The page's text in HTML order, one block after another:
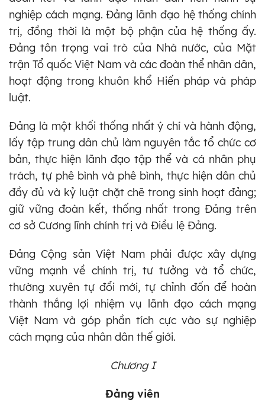
nghiệp cách mạng. Đảng lãnh đạo hệ thống chính
trị, đồng thời là một bộ phận của hệ thống ấy.
Đảng tôn trọng vai trò của Nhà nước, của Mặt
trận Tổ quốc Việt Nam và các đoàn thể nhân dân,
hoạt động trong khuôn khổ Hiến pháp và pháp
luật.
Đảng là một khối thống nhất ý chí và hành động,
lấy tập trung dân chủ làm nguyên tắc tổ chức cơ
bản, thực hiện lãnh đạo tập thể và cá nhân phụ
trách, tự phê bình và phê bình, thực hiện dân chủ
đầy đủ và kỷ luật chặt chẽ trong sinh hoạt đảng;
giữ vững đoàn kết, thống nhất trong Đảng trên
cơ sở Cương lĩnh chính trị và Điều lệ Đảng.
Đảng Cộng sản Việt Nam phải được xây dựng
vững mạnh về chính trị, tư tưởng và tổ chức,
thường xuyên tự đổi mới, tự chỉnh đốn để hoàn
thành thắng lợi nhiệm vụ lãnh đạo cách mạng
Việt Nam và góp phần tích cực vào sự nghiệp
cách mạng của nhân dân thế giới.
Chương I
Đảng viên